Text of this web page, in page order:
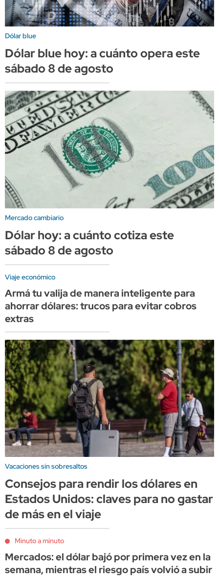
Dólar blue
Dólar blue hoy: a cuánto opera este
sábado 8 de agosto
Mercado cambiario
Dólar hoy: a cuánto cotiza este
sábado 8 de agosto
Viaje económico
Armá tu valija de manera inteligente para
ahorrar dólares: trucos para evitar cobros
extras
Vacaciones sin sobresaltos
Consejos para rendir los dólares en
Estados Unidos: claves para no gastar
de más en el viaje
Minuto a minuto
Mercados: el dólar bajó por primera vez en la
semana, mientras el riesgo país volvió a subir